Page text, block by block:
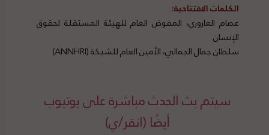
الكلمات الافتتاحية:
عصام العاروري، المفوض العام للهيئة المستقلة لحقوق
الإنسان
سلطان جمال الجمالي، الأمين العام للشبكة (ANNHRI)
سيتم بث الحدث مباشرة على يوتيوب
أيضًا (انقر/ي)